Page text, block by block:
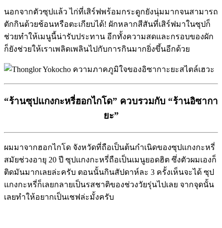
นอกจากตัวซุปแล้ว ไก่ที่เสิร์ฟพร้อมกระดูกยังนุ่มมากจนสามารถ
ตักกินด้วยช้อนหรือตะเกียบได้! ผักหลากสีสันที่เสิร์ฟมาในซุปก็
ช่วยทำให้เมนูนี้น่ารับประทาน อีกทั้งความสดและกรอบของผัก
ก็ยังช่วยให้เราเพลิดเพลินไปกับการกินมากยิ่งขึ้นอีกด้วย
“ร้านซุปแกงกะหรี่ฮอกไกโด” ควบรวมกับ “ร้านอิซากา
ยะ”
ผมมาจากฮอกไกโด จังหวัดที่ถือเป็นต้นกำเนิดของซุปแกงกะหรี่
สมัยช่วงอายุ 20 ปี ซุปแกงกะหรี่ถือเป็นเมนูยอดฮิต ซึ่งตัวผมเองก็
ติดมันมากเลยล่ะครับ ตอนนั้นกินสัปดาห์ละ 3 ครั้งเห็นจะได้ ซุป
แกงกะหรี่ก็เลยกลายเป็นรสชาติของช่วงวัยรุ่นไปเลย จากจุดนั้น
เลยทำให้อยากเป็นเชฟล่ะมั้งครับ